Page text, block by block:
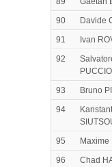
90
Davide
91
Ivan
92
PUCCIO
93 Bruno
94
95 Maxime
96
Chad